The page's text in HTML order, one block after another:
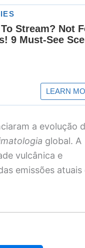
a evolução
global. A
vulcânica e
emissões atuais